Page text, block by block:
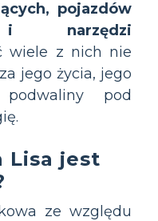
pojazdów
i narzędzi
wiele z nich nie
jego życia, jego
podwaliny pod
Lisa jest
ze względu